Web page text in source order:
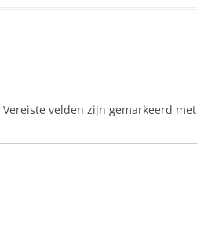
Vereiste velden zijn gemarkeerd met